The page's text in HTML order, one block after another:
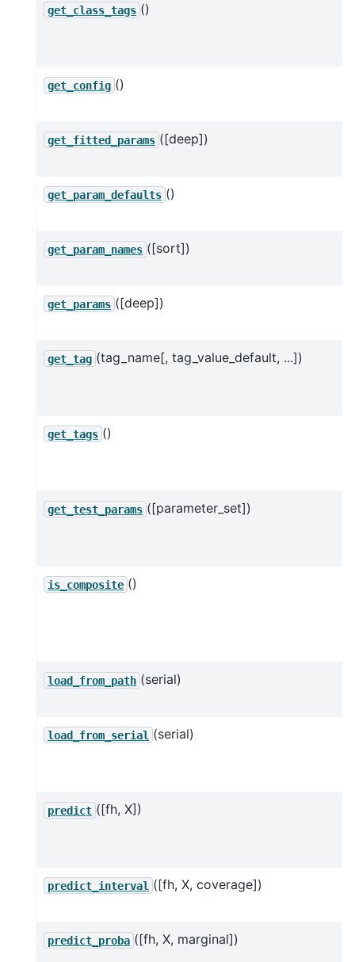
get_class_tags ()
get_config ()
get_fitted_params ([deep])
get_param_defaults ()
get_param_names ([sort])
get_params ([deep])
get_tag (tag_name[, tag_value_default, ...])
get_tags ()
get_test_params ([parameter_set])
is_composite ()
load_from_path (serial)
load_from_serial (serial)
predict ([fh, X])
predict_interval ([fh, X, coverage])
predict_proba ([fh, X, marginal])